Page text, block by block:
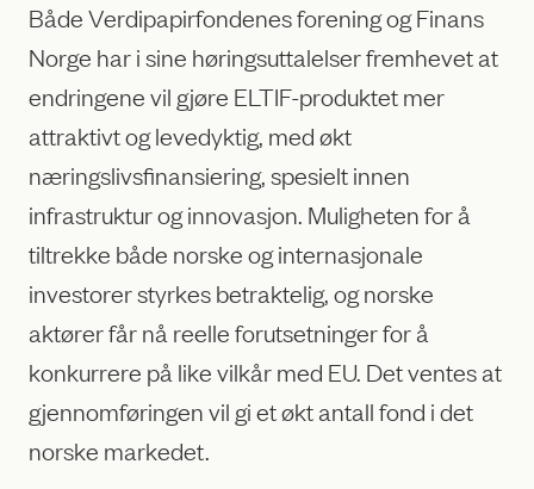
Både Verdipapirfondenes forening og Finans
Norge har i sine høringsuttalelser fremhevet at
endringene vil gjøre ELTIF-produktet mer
attraktivt og levedyktig, med økt
næringslivsfinansiering, spesielt innen
infrastruktur og innovasjon. Muligheten for å
tiltrekke både norske og internasjonale
investorer styrkes betraktelig, og norske
aktører får nå reelle forutsetninger for å
konkurrere på like vilkår med EU. Det ventes at
gjennomføringen vil gi et økt antall fond i det
norske markedet.